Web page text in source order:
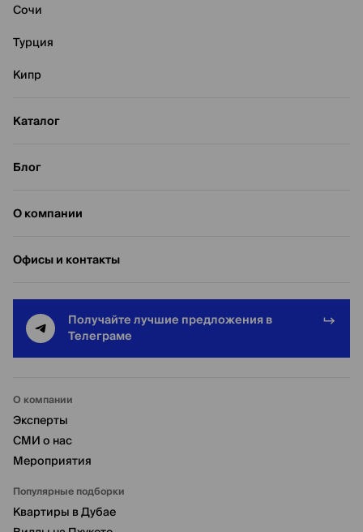
Каталог
Блог
О компании
Офисы и контакты
Сочи
Турция
Кипр
Получайте лучшие предложения в
Телеграме
О компании
Эксперты
СМИ о нас
Мероприятия
Популярные подборки
Квартиры в Дубае